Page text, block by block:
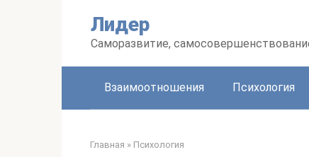
Лидер
Саморазвитие,
Взаимоотношения Психология
Главная » Психология